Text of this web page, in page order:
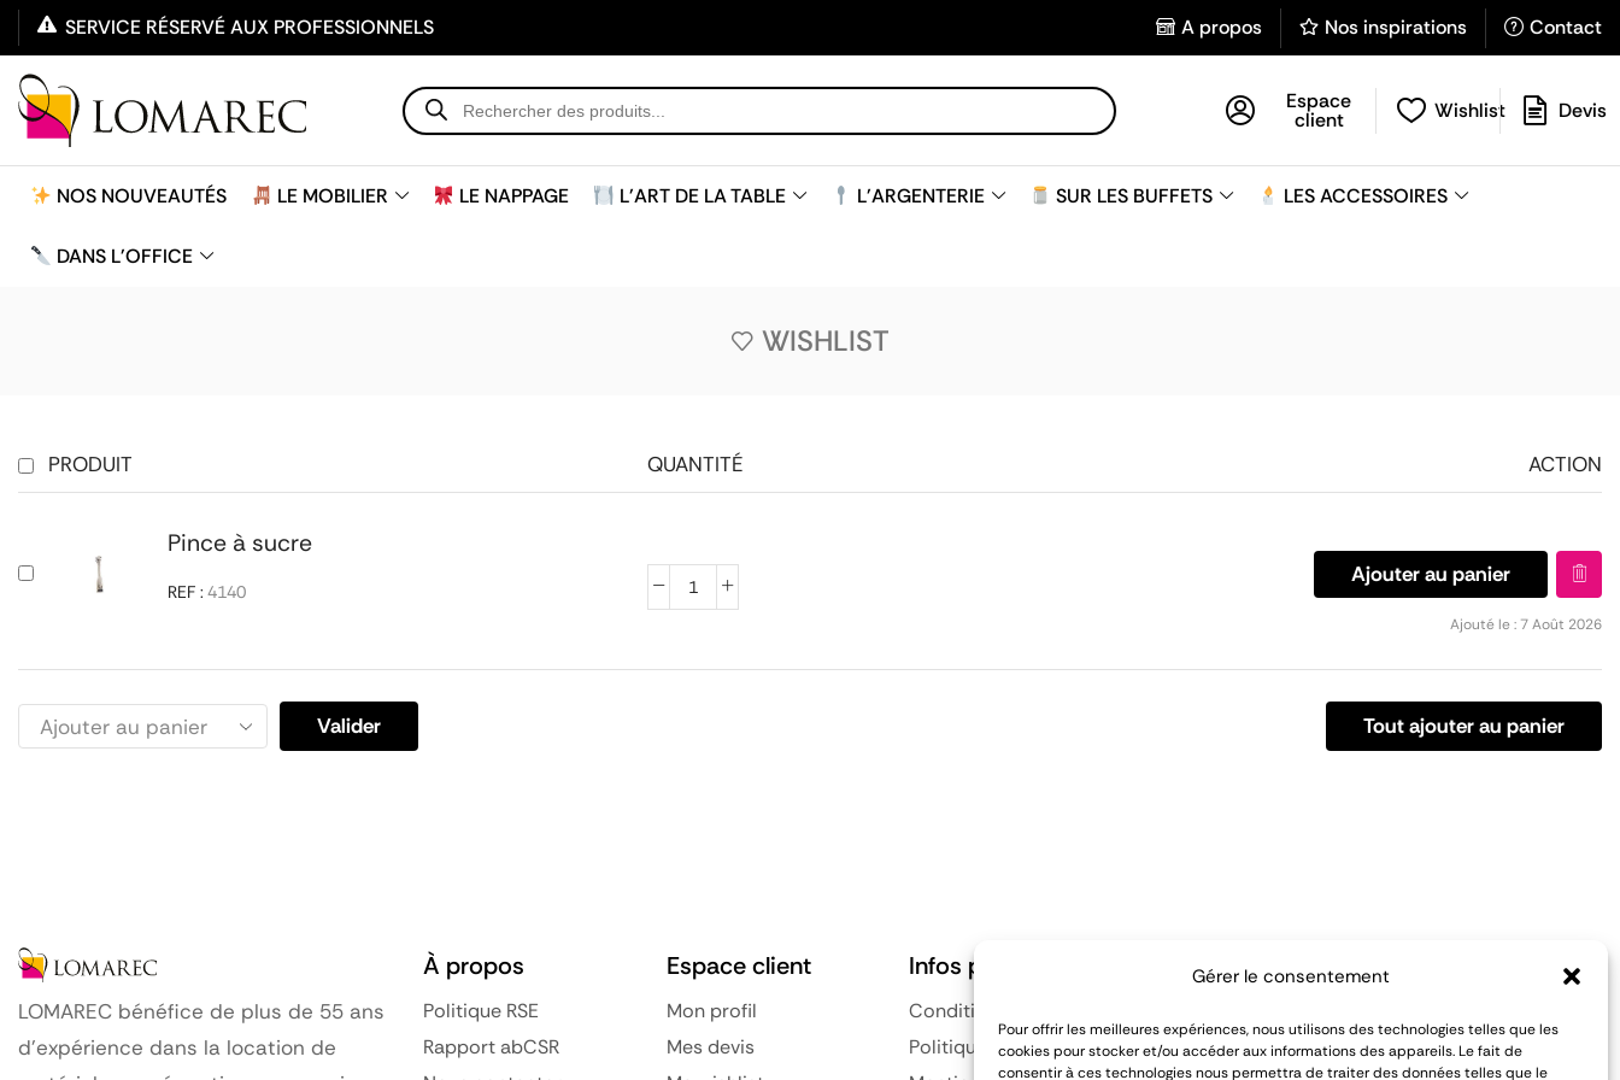
Gérer le consentement
Pour offrir les meilleures expériences, nous utilisons des technologies telles que les
cookies pour stocker et/ou accéder aux informations des appareils. Le fait de
consentir à ces technologies nous permettra de traiter des données telles que le
SERVICE RÉSERVÉ AUX PROFESSIONNELS A propos Nos inspirations Contact
Espace
client Wishlist Devis
NOS NOUVEAUTÉS LE MOBILIER LE NAPPAGE L'ART DE LA TABLE L'ARGENTERIE SUR LES BUFFETS LES ACCESSOIRES
DANS L'OFFICE
WISHLIST
PRODUIT QUANTITÉ ACTION
Pince à sucre
REF : 4140
Ajouter au panier
Ajouté le : 7 Août 2026
Valider Tout ajouter au panier
LOMAREC bénéfice de plus de 55 ans
d’expérience dans la location de
À propos
Politique RSE
Rapport abCSR
Espace client
Mon profil
Mes devis
Infos pratiques
Conditions générales de vente
Politique de confidentialité
Notre équipe est à votre écoute
vendredi :